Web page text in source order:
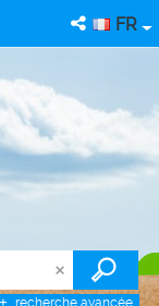
FR
recherche avancée